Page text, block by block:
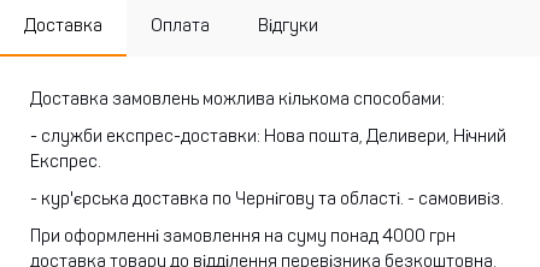
Доставка Оплата Відгуки
Доставка замовлень можлива кількома способами:
- служби експрес-доставки: Нова пошта, Деливери, Нічний
Експрес.
- кур'єрська доставка по Чернігову та області. - самовивіз.
При оформленні замовлення на суму понад 4000 грн
доставка товару до відділення перевізника безкоштовна.